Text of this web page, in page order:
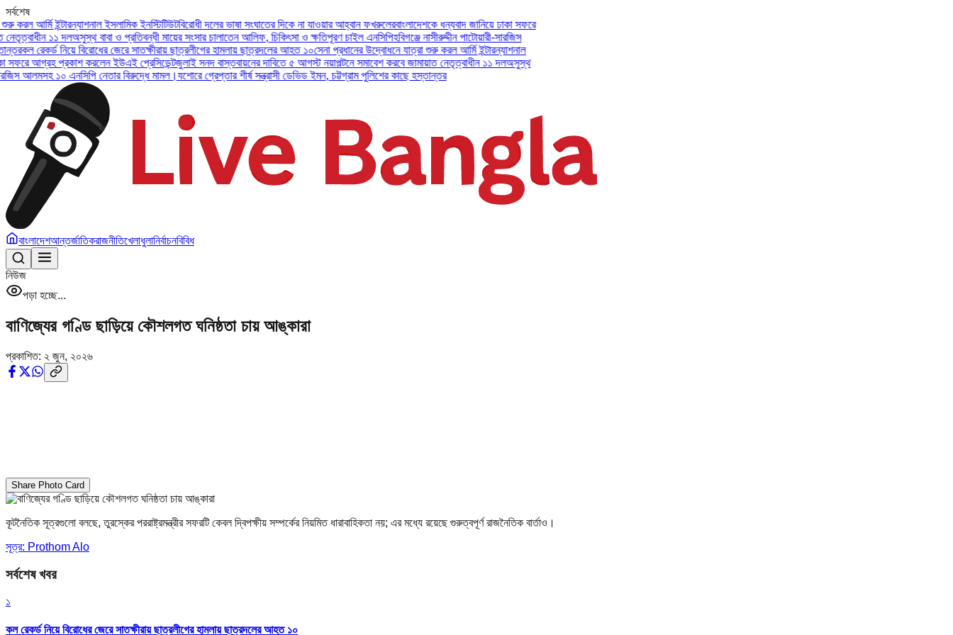
সর্বশেষ
ইন্টারন্যাশনাল ইসলামিক ইনস্টিটিউটবিরোধী দলের ভাষা সংঘাতের দিকে না যাওয়ার আহ্বান ফখরুলেরবাংলাদেশকে ধন্যবাদ জানিয়ে ঢাকা সফরে
১১ দলঅসুস্থ বাবা ও প্রতিবন্ধী মায়ের সংসার চালাতেন আলিফ, চিকিৎসা ও ক্ষতিপূরণ চাইল এনসিপিহবিগঞ্জে নাসীরুদ্দীন পাটোয়ারী-সারজিস
নিয়ে বিরোধের জেরে সাতক্ষীরায় ছাত্রলীগের হামলায় ছাত্রদলের আহত ১০সেনা প্রধানের উদ্বোধনে যাত্রা শুরু করল আর্মি ইন্টারন্যাশনাল
আগ্রহ প্রকাশ করলেন ইউএই প্রেসিডেন্টজুলাই সনদ বাস্তবায়নের দাবিতে ৫ আগস্ট নয়াপল্টনে সমাবেশ করবে জামায়াত নেতৃত্বাধীন ১১ দলঅসুস্থ
১০ এনসিপি নেতার বিরুদ্ধে মামল।যশোরে গ্রেপ্তার শীর্ষ সন্ত্রাসী ডেভিড ইমন, চট্টগ্রাম পুলিশের কাছে হস্তান্তর
বাংলাদেশআন্তর্জাতিকরাজনীতিখেলাধুলানির্বাচনবিবিধ
নিউজ
পড়া হচ্ছে...
বাণিজ্যের গণ্ডি ছাড়িয়ে কৌশলগত ঘনিষ্ঠতা চায় আঙ্কারা
প্রকাশিত: ২ জুন, ২০২৬
Share Photo Card
কূটনৈতিক সূত্রগুলো বলছে, তুরস্কের পররাষ্ট্রমন্ত্রীর সফরটি কেবল দ্বিপক্ষীয় সম্পর্কের নিয়মিত ধারাবাহিকতা নয়; এর মধ্যে রয়েছে গুরুত্বপূর্ণ রাজনৈতিক বার্তাও।
সূত্র: Prothom Alo
সর্বশেষ খবর
১
কল রেকর্ড নিয়ে বিরোধের জেরে সাতক্ষীরায় ছাত্রলীগের হামলায় ছাত্রদলের আহত ১০